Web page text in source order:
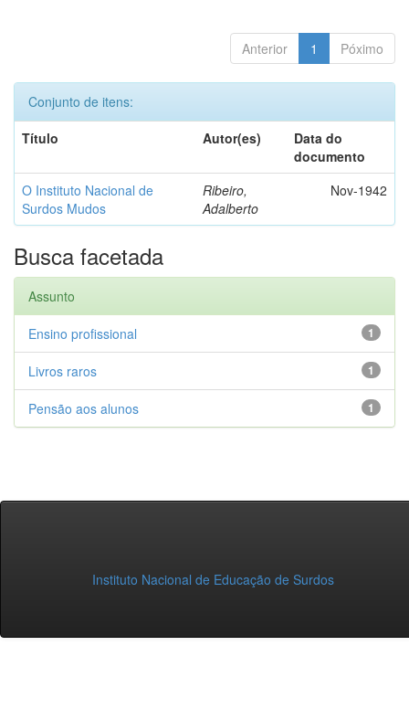
Anterior 1 Póximo
Conjunto de itens:
Título
Autor(es)
Data do
documento
O Instituto Nacional de
Surdos Mudos
Ribeiro,
Adalberto
Nov-1942
Busca facetada
Assunto
1
Ensino profissional
1
Livros raros
1
Pensão aos alunos
Instituto Nacional de Educação de Surdos